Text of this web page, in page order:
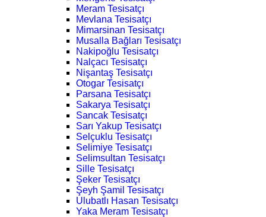
Meram Tesisatçı
Mevlana Tesisatçı
Mimarsinan Tesisatçı
Musalla Bağları Tesisatçı
Nakipoğlu Tesisatçı
Nalçacı Tesisatçı
Nişantaş Tesisatçı
Otogar Tesisatçı
Parsana Tesisatçı
Sakarya Tesisatçı
Sancak Tesisatçı
Sarı Yakup Tesisatçı
Selçuklu Tesisatçı
Selimiye Tesisatçı
Selimsultan Tesisatçı
Sille Tesisatçı
Şeker Tesisatçı
Şeyh Şamil Tesisatçı
Ulubatlı Hasan Tesisatçı
Yaka Meram Tesisatçı